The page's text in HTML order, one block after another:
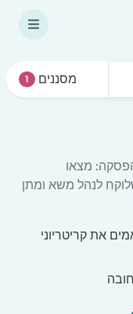
מסננים 1
מצאו
לנהל משא ומתן
את קריטריוני